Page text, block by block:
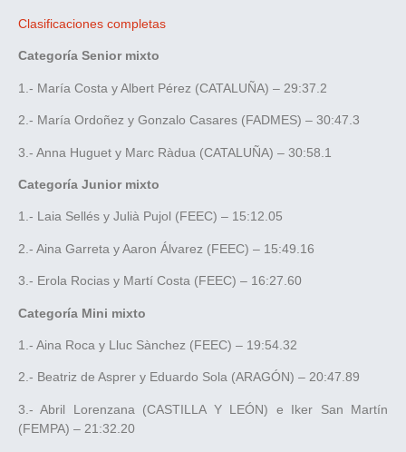
Clasificaciones completas
Categoría Senior mixto
1.- María Costa y Albert Pérez (CATALUÑA) – 29:37.2
2.- María Ordoñez y Gonzalo Casares (FADMES) – 30:47.3
3.- Anna Huguet y Marc Ràdua (CATALUÑA) – 30:58.1
Categoría Junior mixto
1.- Laia Sellés y Julià Pujol (FEEC) – 15:12.05
2.- Aina Garreta y Aaron Álvarez (FEEC) – 15:49.16
3.- Erola Rocias y Martí Costa (FEEC) – 16:27.60
Categoría Mini mixto
1.- Aina Roca y Lluc Sànchez (FEEC) – 19:54.32
2.- Beatriz de Asprer y Eduardo Sola (ARAGÓN) – 20:47.89
3.- Abril Lorenzana (CASTILLA Y LEÓN) e Iker San Martín
(FEMPA) – 21:32.20